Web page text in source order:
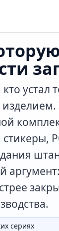
устал
стикеры,
сериях